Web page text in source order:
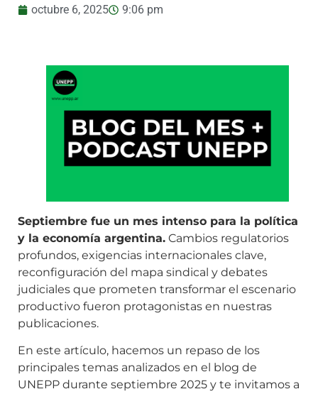
octubre 6, 2025 9:06 pm
Septiembre fue un mes intenso para la política
y la economía argentina. Cambios regulatorios
profundos, exigencias internacionales clave,
reconfiguración del mapa sindical y debates
judiciales que prometen transformar el escenario
productivo fueron protagonistas en nuestras
publicaciones.
En este artículo, hacemos un repaso de los
principales temas analizados en el blog de
UNEPP durante septiembre 2025 y te invitamos a